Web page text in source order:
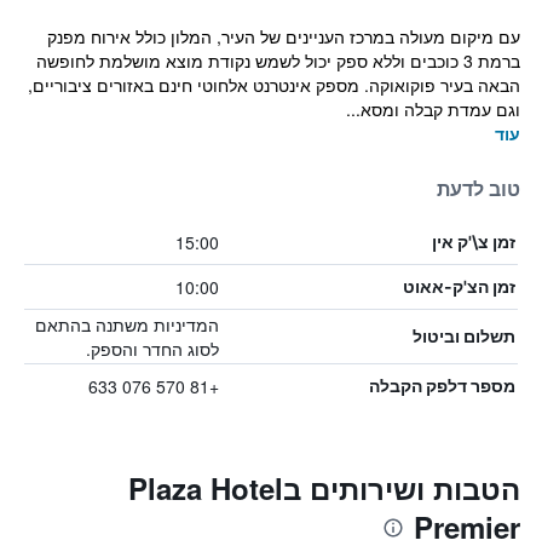
עם מיקום מעולה במרכז העניינים של העיר, המלון כולל אירוח מפנק
ברמת 3 כוכבים וללא ספק יכול לשמש נקודת מוצא מושלמת לחופשה
הבאה בעיר פוקואוקה. מספק אינטרנט אלחוטי חינם באזורים ציבוריים,
וגם עמדת קבלה ומסא...
עוד
טוב לדעת
זמן צ\'ק אין 15:00
זמן הצ'ק-אאוט 10:00
תשלום וביטול
המדיניות משתנה בהתאם
לסוג החדר והספק.
מספר דלפק הקבלה +81 570 076 633
הטבות ושירותים בPlaza Hotel
Premier